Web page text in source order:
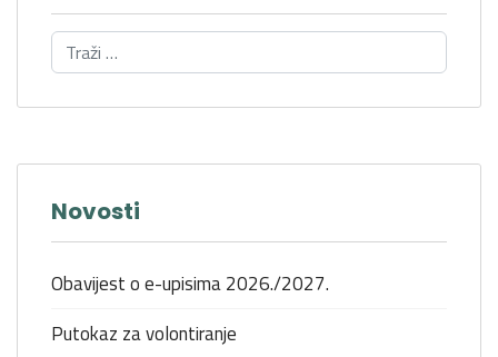
Novosti
Obavijest o e-upisima 2026./2027.
Putokaz za volontiranje